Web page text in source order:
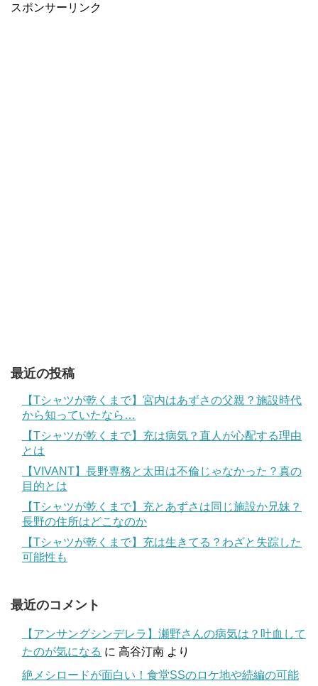
スポンサーリンク
最近の投稿
【Tシャツが乾くまで】宮内はあずさの父親？施設時代
から知っていたなら…
【Tシャツが乾くまで】充は病気？直人が心配する理由
とは
【VIVANT】長野専務と太田は不倫じゃなかった？真の
目的とは
【Tシャツが乾くまで】充とあずさは同じ施設か兄妹？
長野の住所はどこなのか
【Tシャツが乾くまで】充は生きてる？わざと失踪した
可能性も
最近のコメント
【アンサングシンデレラ】瀬野さんの病気は？吐血して
たのが気になる に 高谷汀南 より
絶メシロードが面白い！食堂SSのロケ地や続編の可能